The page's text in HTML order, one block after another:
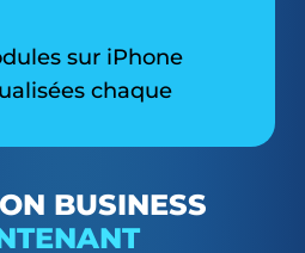
sur iPhone
chaque
BUSINESS